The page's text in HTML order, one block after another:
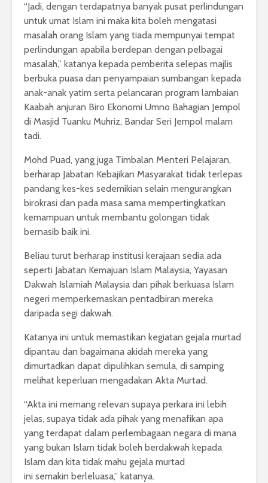
“Jadi, dengan terdapatnya banyak pusat perlindungan
untuk umat Islam ini maka kita boleh mengatasi
masalah orang Islam yang tiada mempunyai tempat
perlindungan apabila berdepan dengan pelbagai
masalah,” katanya kepada pemberita selepas majlis
berbuka puasa dan penyampaian sumbangan kepada
anak-anak yatim serta pelancaran program lambaian
Kaabah anjuran Biro Ekonomi Umno Bahagian Jempol
di Masjid Tuanku Muhriz, Bandar Seri Jempol malam
tadi.
Mohd Puad, yang juga Timbalan Menteri Pelajaran,
berharap Jabatan Kebajikan Masyarakat tidak terlepas
pandang kes-kes sedemikian selain mengurangkan
birokrasi dan pada masa sama mempertingkatkan
kemampuan untuk membantu golongan tidak
bernasib baik ini.
Beliau turut berharap institusi kerajaan sedia ada
seperti Jabatan Kemajuan Islam Malaysia, Yayasan
Dakwah Islamiah Malaysia dan pihak berkuasa Islam
negeri memperkemaskan pentadbiran mereka
daripada segi dakwah.
Katanya ini untuk memastikan kegiatan gejala murtad
dipantau dan bagaimana akidah mereka yang
dimurtadkan dapat dipulihkan semula, di samping
melihat keperluan mengadakan Akta Murtad.
“Akta ini memang relevan supaya perkara ini lebih
jelas, supaya tidak ada pihak yang menafikan apa
yang terdapat dalam perlembagaan negara di mana
yang bukan Islam tidak boleh berdakwah kepada
Islam dan kita tidak mahu gejala murtad
ini semakin berleluasa,” katanya.